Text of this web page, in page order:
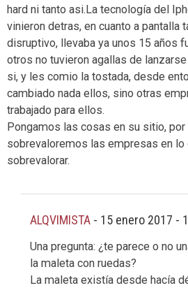
hard ni tanto asi.La tecnología del
vinieron detras, en cuanto a pantalla
disruptivo, llevaba ya unos 15 años
otros no tuvieron agallas de
si, y les comio la tostada, desde
cambiado nada ellos, sino otras
trabajado para ellos.
Pongamos las cosas en su sitio, por
sobrevaloremos las empresas en lo
sobrevalorar.
ALQVIMISTA - 15 enero 2017 -
Una pregunta: ¿te parece o no
la maleta con ruedas?
La maleta existía desde hacía